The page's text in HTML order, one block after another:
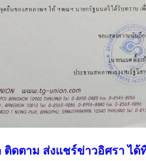
ติดตาม ส่งแชร์ข่าวอิศรา ได้